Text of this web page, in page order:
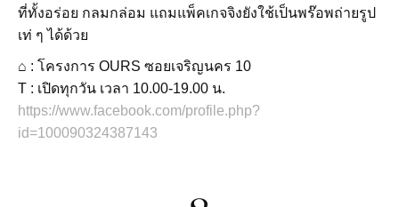
ที่ทั้งอร่อย กลมกล่อม แถมแพ็คเกจจิงยังใช้เป็นพร๊อพถ่ายรูป
เท่ ๆ ได้ด้วย
⌂ : โครงการ OURS ซอยเจริญนคร 10
T : เปิดทุกวัน เวลา 10.00-19.00 น.
https://www.facebook.com/profile.php?
id=100090324387143